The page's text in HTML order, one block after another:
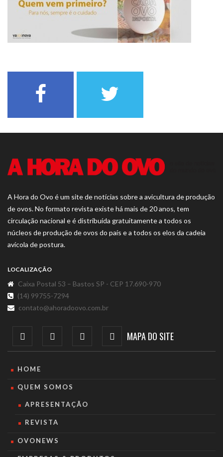
A Hora do Ovo é um site de notícias sobre a avicultura de produção
de ovos. No formato revista existe há mais de 20 anos, tem
circulação nacional e é distribuída gratuitamente a todos os
núcleos de produção de ovos do país e a todos os elos da cadeia
avícola de postura.
LOCALIZAÇÃO
Caixa Postal 53 – Bastos SP - CEP 17.690-970
(14) 99755-7294
contato@ahoradoovo.com.br
MAPA DO SITE
HOME
QUEM SOMOS
APRESENTAÇÃO
REVISTA
OVONEWS